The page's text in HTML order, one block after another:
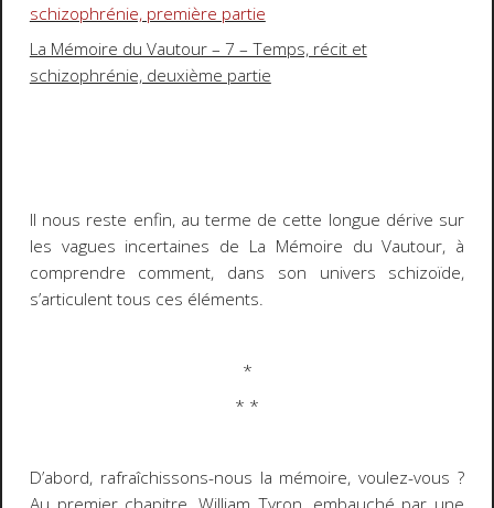
schizophrénie, première partie
La Mémoire du Vautour – 7 – Temps, récit et
schizophrénie, deuxième partie
Il nous reste enfin, au terme de cette longue dérive sur
les vagues incertaines de La Mémoire du Vautour, à
comprendre comment, dans son univers schizoïde,
s’articulent tous ces éléments.
*
* *
D’abord, rafraîchissons-nous la mémoire, voulez-vous ?